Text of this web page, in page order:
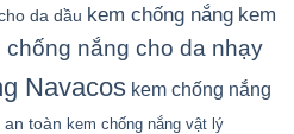
da dầu kem chống nắng kem
chống nắng cho da nhạy
Navacos kem chống nắng
an toàn kem chống nắng vật lý